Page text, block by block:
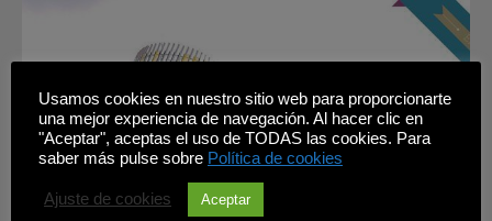
Usamos cookies en nuestro sitio web para proporcionarte
una mejor experiencia de navegación. Al hacer clic en
"Aceptar", aceptas el uso de TODAS las cookies. Para
saber más pulse sobre Política de cookies
Ajuste de cookies Aceptar